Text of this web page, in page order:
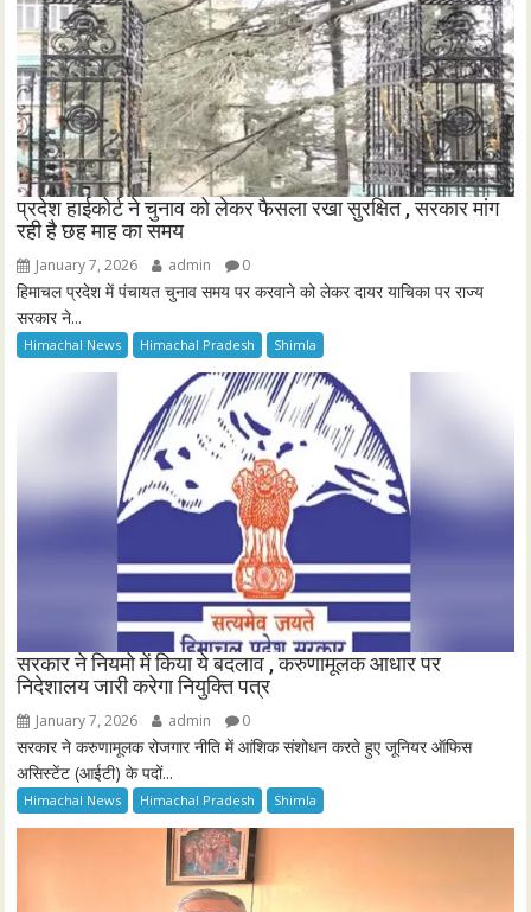
प्रदेश हाईकोर्ट ने चुनाव को लेकर फैसला रखा सुरक्षित , सरकार मांग
रही है छह माह का समय
January 7, 2026 admin 0
हिमाचल प्रदेश में पंचायत चुनाव समय पर करवाने को लेकर दायर याचिका पर राज्य
सरकार ने...
Himachal News Himachal Pradesh Shimla
सरकार ने नियमो में किया ये बदलाव , करुणामूलक आधार पर
निदेशालय जारी करेगा नियुक्ति पत्र
January 7, 2026 admin 0
सरकार ने करुणामूलक रोजगार नीति में आंशिक संशोधन करते हुए जूनियर ऑफिस
असिस्टेंट (आईटी) के पदों...
Himachal News Himachal Pradesh Shimla